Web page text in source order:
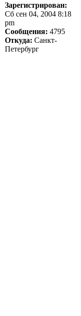
Зарегистрирован:
Сб сен 04, 2004 8:18
pm
Сообщения: 4795
Откуда: Санкт-
Петербург